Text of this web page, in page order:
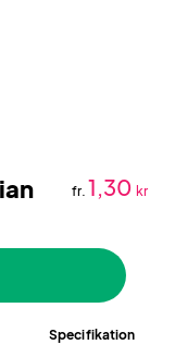
fr. 1,30 kr
Specifikation